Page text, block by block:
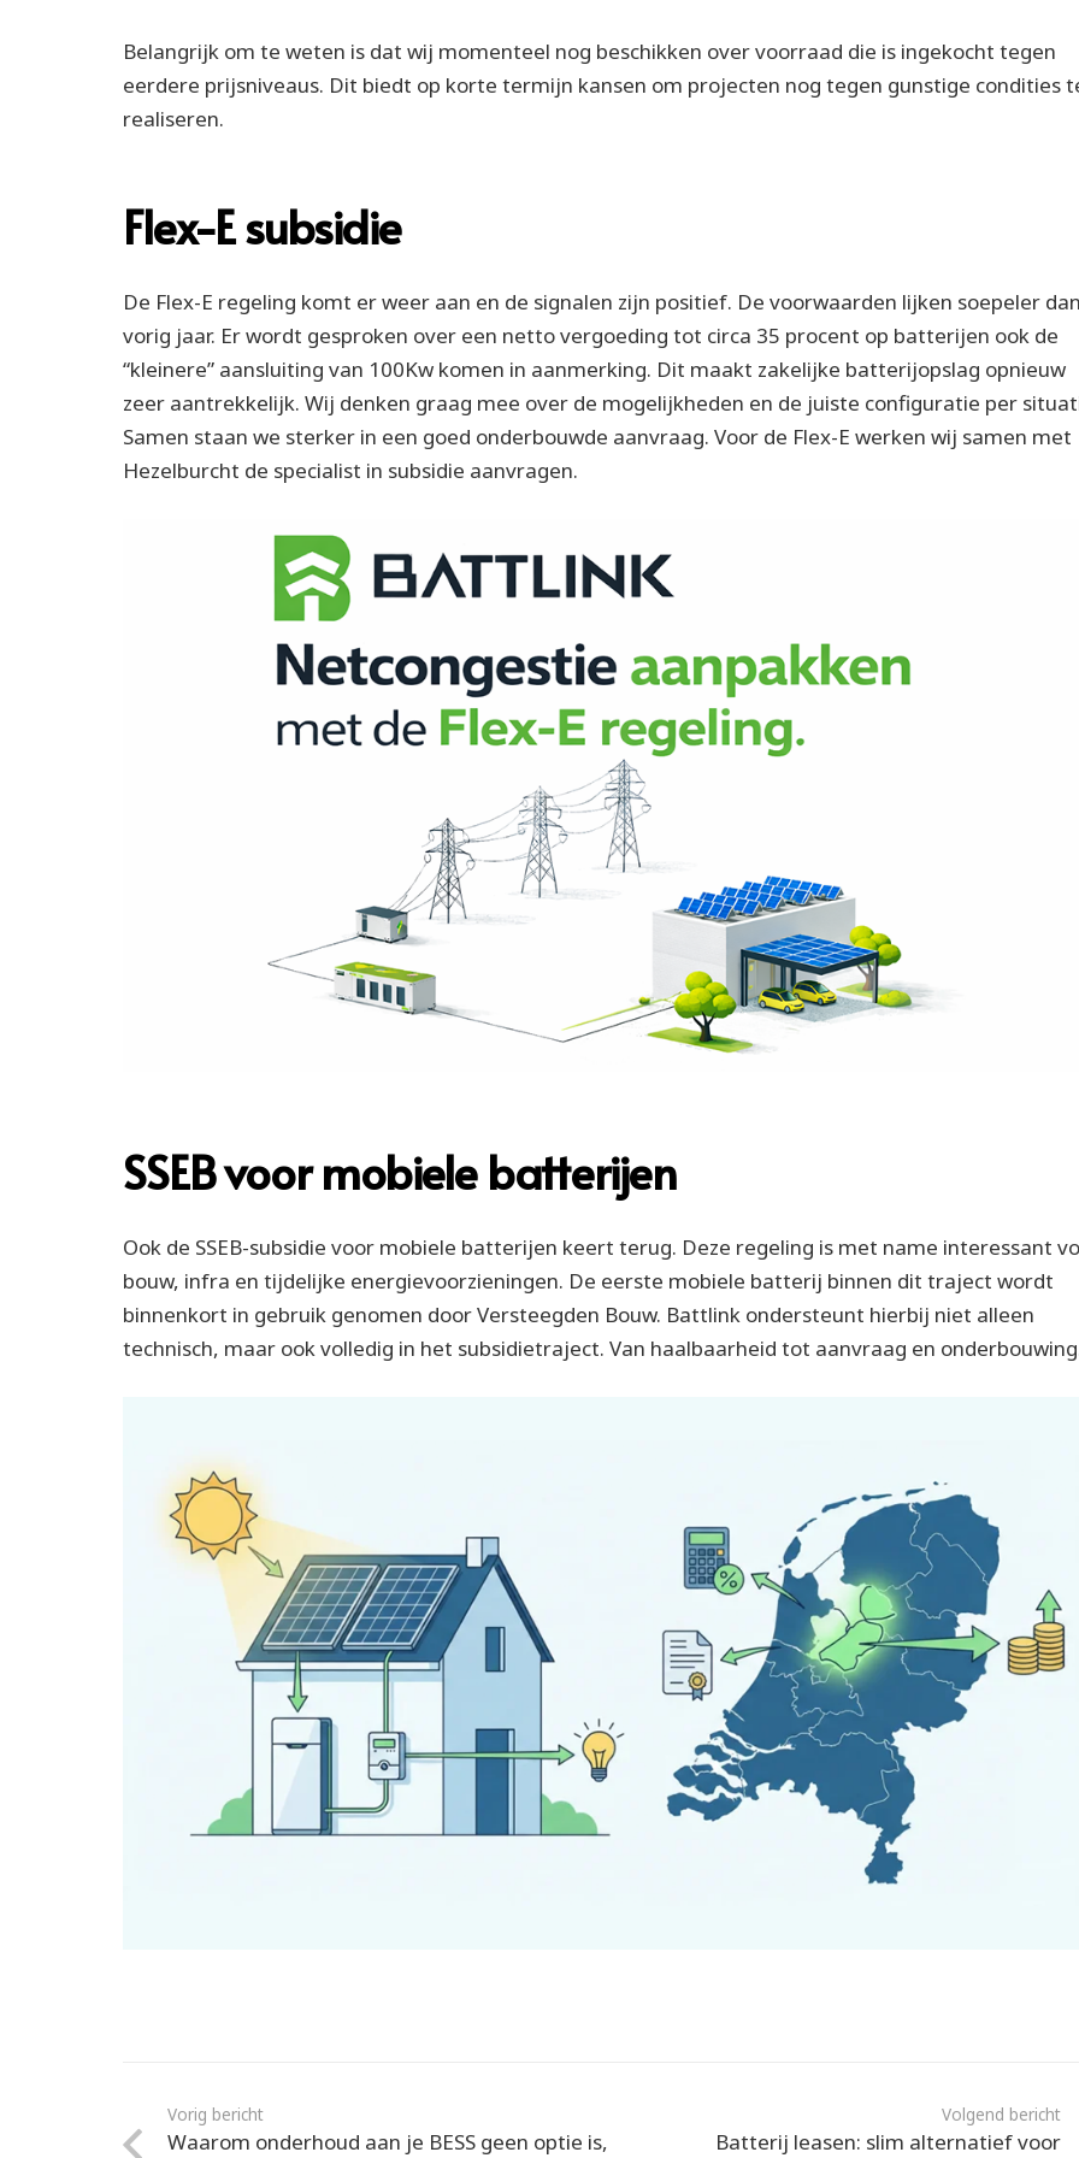
Belangrijk om te weten is dat wij momenteel nog beschikken over voorraad die is ingekocht tegen
eerdere prijsniveaus. Dit biedt op korte termijn kansen om projecten nog tegen gunstige condities
realiseren.
Flex-E subsidie
De Flex-E regeling komt er weer aan en de signalen zijn positief. De voorwaarden lijken soepeler dan
vorig jaar. Er wordt gesproken over een netto vergoeding tot circa 35 procent op batterijen ook de
“kleinere” aansluiting van 100Kw komen in aanmerking. Dit maakt zakelijke batterijopslag opnieuw
zeer aantrekkelijk. Wij denken graag mee over de mogelijkheden en de juiste configuratie per
Samen staan we sterker in een goed onderbouwde aanvraag. Voor de Flex-E werken wij samen met
Hezelburcht de specialist in subsidie aanvragen.
SSEB voor mobiele batterijen
Ook de SSEB-subsidie voor mobiele batterijen keert terug. Deze regeling is met name interessant
bouw, infra en tijdelijke energievoorzieningen. De eerste mobiele batterij binnen dit traject wordt
binnenkort in gebruik genomen door Versteegden Bouw. Battlink ondersteunt hierbij niet alleen
technisch, maar ook volledig in het subsidietraject. Van haalbaarheid tot aanvraag en
Vorig bericht
Waarom onderhoud aan je BESS geen optie is,
Volgend bericht
Batterij leasen: slim alternatief voor